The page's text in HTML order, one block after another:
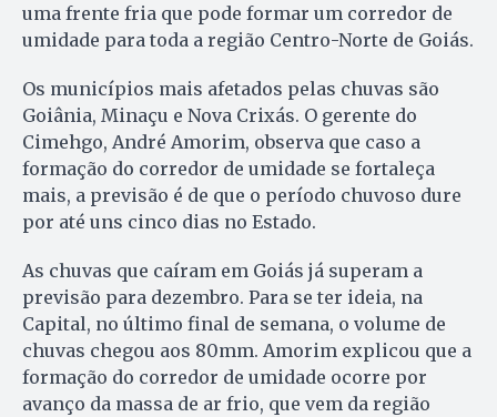
uma frente fria que pode formar um corredor de
umidade para toda a região Centro-Norte de Goiás.
Os municípios mais afetados pelas chuvas são
Goiânia, Minaçu e Nova Crixás. O gerente do
Cimehgo, André Amorim, observa que caso a
formação do corredor de umidade se fortaleça
mais, a previsão é de que o período chuvoso dure
por até uns cinco dias no Estado.
As chuvas que caíram em Goiás já superam a
previsão para dezembro. Para se ter ideia, na
Capital, no último final de semana, o volume de
chuvas chegou aos 80mm. Amorim explicou que a
formação do corredor de umidade ocorre por
avanço da massa de ar frio, que vem da região